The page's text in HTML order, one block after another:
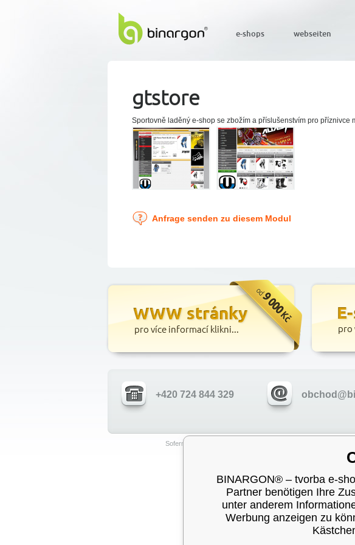
gtstore
Sportovně laděný e-shop se zbožím a příslušenstvím pro příznivce
Anfrage senden zu diesem Modul
+420 724 844 329
Sofern nicht anders angegeben, verstehen sich alle Preise
e-shops webseiten
BINARGON® – tvorba e-
Partner benötigen Ihre
unter anderem
Werbung anzeigen zu